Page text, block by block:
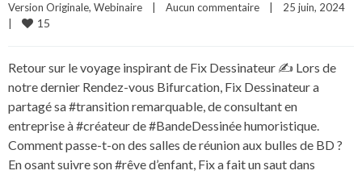
Version Originale, Webinaire Aucun commentaire
15
Retour sur le voyage inspirant de Fix Dessinateur ✍️ Lors de
notre dernier Rendez-vous Bifurcation, Fix Dessinateur a
partagé sa #transition remarquable, de consultant en
entreprise à #créateur de #BandeDessinée humoristique.
Comment passe-t-on des salles de réunion aux bulles de BD ?
En osant suivre son #rêve d’enfant, Fix a fait un saut dans